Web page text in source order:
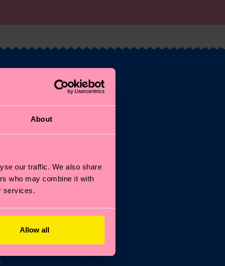
About
our traffic. We also share
who may combine it with
services.
Allow all